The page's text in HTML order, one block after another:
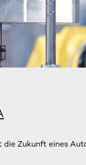
Zukunft eines